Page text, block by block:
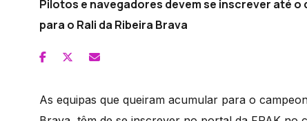
Pilotos e navegadores devem se inscrever até o
para o Rali da Ribeira Brava
As equipas que queiram acumular para o